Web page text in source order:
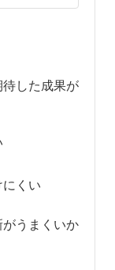
した成果が
くい
うまくいか